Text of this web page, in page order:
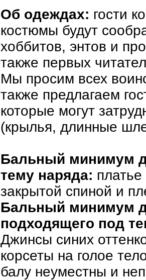
Об одеждах: гости
костюмы будут
хоббитов, энтов и
также первых
Мы просим всех
также предлагаем
которые могут
(крылья, длинные
Бальный минимум
тему наряда:
закрытой спиной и
Бальный минимум
подходящего под
Джинсы синих
корсеты на голое
балу неуместны и